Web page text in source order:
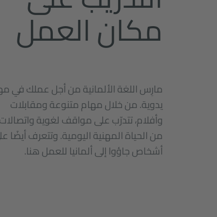
مكان العمل
مارِس اللغة الألمانية من أجل عملك في
يدوية. من خلال مهام متنوعة ومقابلات
وأفلام، تتدرّب على مواقف لغوية
من الحياة المهنية اليومية. وتتعرف أيضًا
أشخاص جاؤوا إلى ألمانيا للعمل هنا.